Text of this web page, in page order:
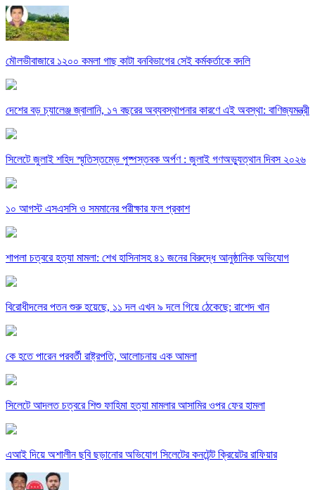
মৌলভীবাজারে ১২০০ কমলা গাছ কাটা বনবিভাগের সেই কর্মকর্তাকে বদলি
দেশের বড় চ্যালেঞ্জ জ্বালানি, ১৭ বছরের অব্যবস্থাপনার কারণে এই অবস্থা: বাণিজ্যমন্ত্রী
সিলেটে জুলাই শহিদ স্মৃতিস্তম্ভে পুষ্পস্তবক অর্পণ : জুলাই গণঅভ্যুত্থান দিবস ২০২৬
১০ আগস্ট এসএসসি ও সমমানের পরীক্ষার ফল প্রকাশ
শাপলা চত্বরে হত্যা মামলা: শেখ হাসিনাসহ ৪১ জনের বিরুদ্ধে আনুষ্ঠানিক অভিযোগ
বিরোধীদলের পতন শুরু হয়েছে, ১১ দল এখন ৯ দলে গিয়ে ঠেকেছে: রাশেদ খান
কে হতে পারেন পরবর্তী রাষ্ট্রপতি, আলোচনায় এক আমলা
সিলেটে আদলত চত্বরে শিশু ফাহিমা হত্যা মামলার আসামির ওপর ফের হামলা
এআই দিয়ে অশালীন ছবি ছড়ানোর অভিযোগ সিলেটের কনটেন্ট ক্রিয়েটর রাফিয়ার